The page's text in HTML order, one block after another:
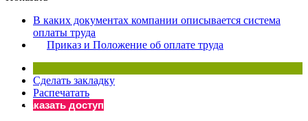
Бератор
«Практическая энциклопедия бухгалтера»
Материалы электронного журнала
«Нормативные акты для бухгалтера»
Материалы электронного журнала
«Практическая бухгалтерия»
Онлайн-сервисы «Учетная политика» и «Алгоритмы для
В каких документах компании описывается система
оплаты труда
Приказ и Положение об оплате труда
Сделать закладку
Распечатать
Заказать доступ